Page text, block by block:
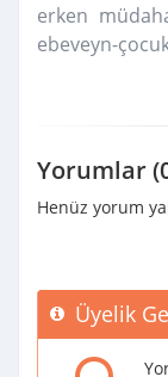
erken
ebeveyn-
Yorumlar
Henüz yorum
Üyelik